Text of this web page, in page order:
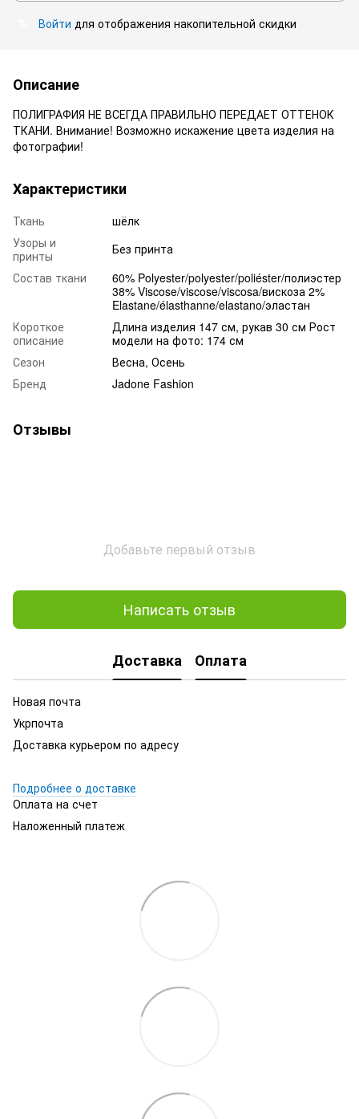
Войти для отображения накопительной скидки
Описание
ПОЛИГРАФИЯ НЕ ВСЕГДА ПРАВИЛЬНО ПЕРЕДАЕТ ОТТЕНОК
ТКАНИ. Внимание! Возможно искажение цвета изделия на
фотографии!
Характеристики
Ткань
шёлк
Узоры и
принты
Без принта
Состав ткани
60% Polyester/polyester/poliéster/полиэстер
38% Viscose/viscose/viscosa/вискоза 2%
Elastane/élasthanne/elastano/эластан
Короткое
описание
Длина изделия 147 см, рукав 30 см Рост
модели на фото: 174 см
Сезон
Весна, Осень
Бренд
Jadone Fashion
Отзывы
Добавьте первый отзыв
Написать отзыв
Доставка Оплата
Новая почта
Укрпочта
Доставка курьером по адресу
Подробнее о доставке
Оплата на счет
Наложенный платеж